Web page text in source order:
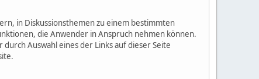
in Diskussionsthemen zu einem bestimmten
die Anwender in Anspruch nehmen können.
Auswahl eines der Links auf dieser Seite